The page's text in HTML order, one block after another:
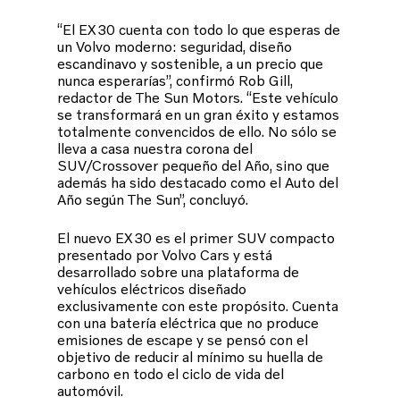
“El EX30 cuenta con todo lo que esperas de
un Volvo moderno: seguridad, diseño
escandinavo y sostenible, a un precio que
nunca esperarías”, confirmó Rob Gill,
redactor de The Sun Motors. “Este vehículo
se transformará en un gran éxito y estamos
totalmente convencidos de ello. No sólo se
lleva a casa nuestra corona del
SUV/Crossover pequeño del Año, sino que
además ha sido destacado como el Auto del
Año según The Sun”, concluyó.
El nuevo EX30 es el primer SUV compacto
presentado por Volvo Cars y está
desarrollado sobre una plataforma de
vehículos eléctricos diseñado
exclusivamente con este propósito. Cuenta
con una batería eléctrica que no produce
emisiones de escape y se pensó con el
objetivo de reducir al mínimo su huella de
carbono en todo el ciclo de vida del
automóvil.